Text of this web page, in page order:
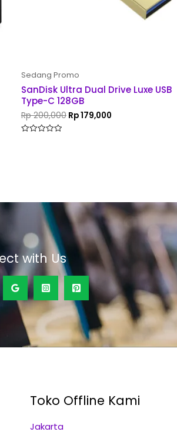
Sedang Promo
SanDisk Ultra Dual Drive Luxe USB
Type-C 128GB
Rp200,000 Rp179,000
with Us
Toko Offline Kami
Jakarta